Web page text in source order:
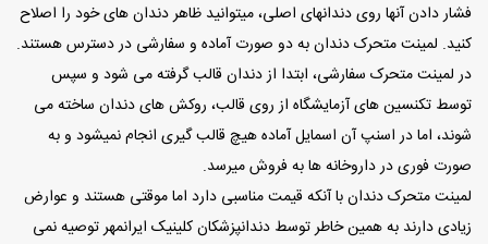
فشار دادن آنها روی دندانهای اصلی، میتوانید ظاهر دندان های خود را اصلاح
کنید. لمینت متحرک دندان به دو صورت آماده و سفارشی در دسترس هستند.
در لمینت متحرک سفارشی، ابتدا از دندان قالب گرفته می شود و سپس
توسط تکنسین های آزمایشگاه از روی قالب، روکش های دندان ساخته می
شوند، اما در اسنپ آن اسمایل آماده هیچ قالب گیری انجام نمیشود و به
صورت فوری در داروخانه ها به فروش میرسد.
لمینت متحرک دندان با آنکه قیمت مناسبی دارد اما موقتی هستند و عوارض
زیادی دارند به همین خاطر توسط دندانپزشکان کلینیک ایرانمهر توصیه نمی